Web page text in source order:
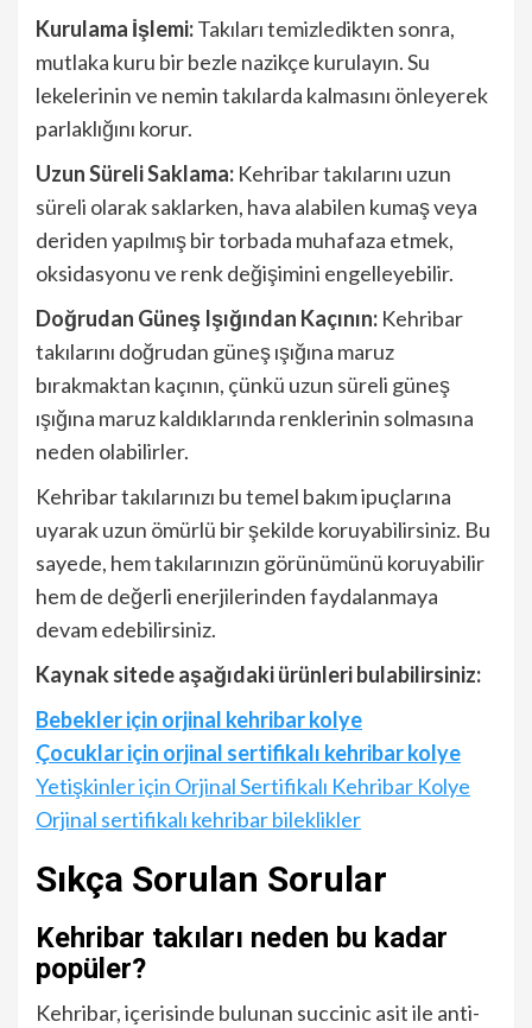
Kurulama İşlemi:Takıları temizledikten sonra,
mutlaka kuru bir bezle nazikçe kurulayın. Su
lekelerinin ve nemin takılarda kalmasını önleyerek
parlaklığını korur.
Uzun Süreli Saklama: Kehribar takılarını uzun
süreli olarak saklarken, hava alabilen kumaş veya
deriden yapılmış bir torbada muhafaza etmek,
oksidasyonu ve renk değişimini engelleyebilir.
Doğrudan Güneş Işığından Kaçının: Kehribar
takılarını doğrudan güneş ışığına maruz
bırakmaktan kaçının, çünkü uzun süreli güneş
ışığına maruz kaldıklarında renklerinin solmasına
neden olabilirler.
Kehribar takılarınızı bu temel bakım ipuçlarına
uyarak uzun ömürlü bir şekilde koruyabilirsiniz. Bu
sayede, hem takılarınızın görünümünü koruyabilir
hem de değerli enerjilerinden faydalanmaya
devam edebilirsiniz.
Kaynak sitede aşağıdaki ürünleri bulabilirsiniz:
Bebekler için orjinal kehribar kolye
Çocuklar için orjinal sertifikalı kehribar kolye
Yetişkinler için Orjinal Sertifikalı Kehribar Kolye
Orjinal sertifikalı kehribar bileklikler
Sıkça Sorulan Sorular
Kehribar takıları neden bu kadar
popüler?
Kehribar, içerisinde bulunan succinic asit ile anti-